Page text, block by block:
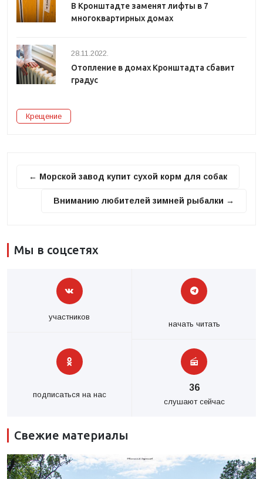
В Кронштадте заменят лифты в 7
многоквартирных домах
28.11.2022.
Отопление в домах Кронштадта сбавит
градус
Крещение
← Морской завод купит сухой корм для собак
Вниманию любителей зимней рыбалки →
Мы в соцсетях
участников
начать читать
подписаться на нас
36
слушают сейчас
Свежие материалы